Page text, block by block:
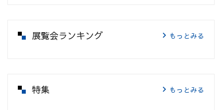
展覧会ランキング もっとみる
特集 もっとみる